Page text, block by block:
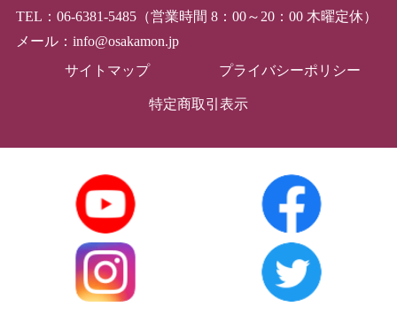
TEL：06-6381-5485（営業時間 8：00～20：00 木曜定休）
メール：info@osakamon.jp
サイトマップ
プライバシーポリシー
特定商取引表示